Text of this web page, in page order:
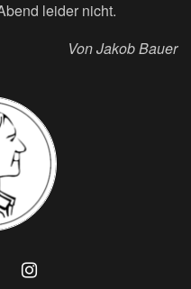
leider nicht.
Von Jakob Bauer